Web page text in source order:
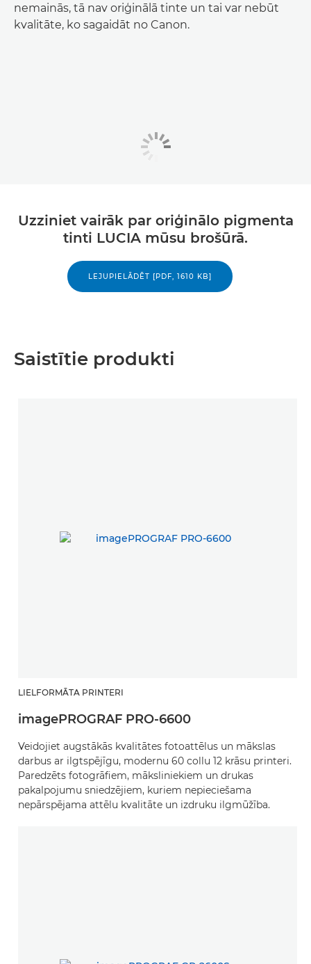
nemainās, tā nav oriģinālā tinte un tai var nebūt
kvalitāte, ko sagaidāt no Canon.
Uzziniet vairāk par oriģinālo pigmenta
tinti LUCIA mūsu brošūrā.
LEJUPIELĀDĒT [PDF, 1610 KB]
Saistītie produkti
LIELFORMĀTA PRINTERI
imagePROGRAF PRO-6600
Veidojiet augstākās kvalitātes fotoattēlus un mākslas
darbus ar ilgtspējīgu, modernu 60 collu 12 krāsu printeri.
Paredzēts fotogrāfiem, māksliniekiem un drukas
pakalpojumu sniedzējiem, kuriem nepieciešama
nepārspējama attēlu kvalitāte un izdruku ilgmūžība.